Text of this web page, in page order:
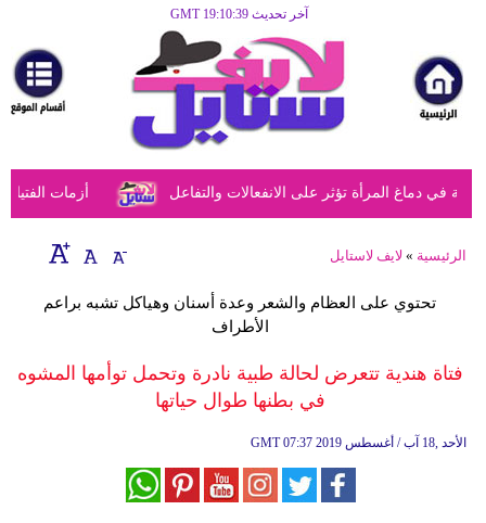
آخر تحديث GMT 19:10:39
مرأة
أزياء
أزياء
إسلامية
سياحة
أزمات الفتيات دماغ المرأة تؤثر على الانفعالات والتفاعل
الرئيسية » لايف لاستايل
تحتوي على العظام والشعر وعدة أسنان وهياكل تشبه براعم
الأطراف
فتاة هندية تتعرض لحالة طبية نادرة وتحمل توأمها المشوه
في بطنها طوال حياتها
GMT 07:37 2019 الأحد ,18 آب / أغسطس